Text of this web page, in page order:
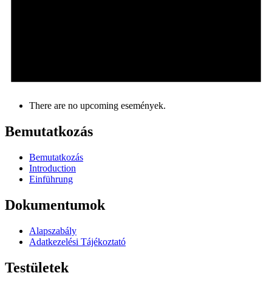
There are no upcoming események.
Bemutatkozás
Bemutatkozás
Introduction
Einführung
Dokumentumok
Alapszabály
Adatkezelési Tájékoztató
Testületek